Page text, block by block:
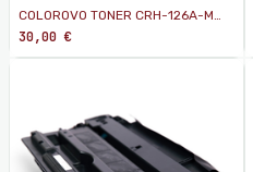
COLOROVO TONER CRH-126A-M
MAGENTA ΣΥΜΒΑΤΟ ΜΕ HP CE313
30,00 €